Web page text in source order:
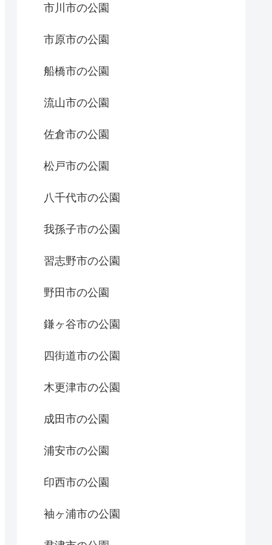
市川市の公園
市原市の公園
船橋市の公園
流山市の公園
佐倉市の公園
松戸市の公園
八千代市の公園
我孫子市の公園
習志野市の公園
野田市の公園
鎌ヶ谷市の公園
四街道市の公園
木更津市の公園
成田市の公園
浦安市の公園
印西市の公園
袖ヶ浦市の公園